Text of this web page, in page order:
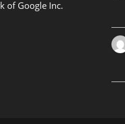
of Google Inc.